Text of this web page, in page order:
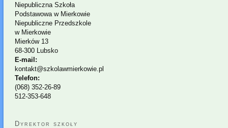
Niepubliczna Szkoła
Podstawowa w Mierkowie
Niepubliczne Przedszkole
w Mierkowie
Mierków 13
68-300 Lubsko
E-mail:
kontakt@szkolawmierkowie.pl
Telefon:
(068) 352-26-89
512-353-648
Dyrektor szkoły